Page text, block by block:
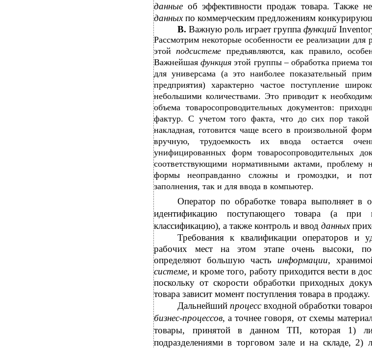
данные об эффективности продаж товара. Также
данныхпо коммерческим предложениям
В. Важную роль играет группа функций
Рассмотрим некоторые особенности ее реализации для
этойподсистеме предъявляются, как правило,
Важнейшаяфункцияэтой группы – обработка приема
для универсама (а это наиболее показательный
предприятия) характерно частое поступление
небольшими количествами. Это приводит к
объема товаросопроводительных документов:
фактур. С учетом того факта, что до сих пор такой
накладная, готовится чаще всего в произвольной
вручную, трудоемкость их ввода остается
унифицированных форм товаросопроводительных
соответствующими нормативными актами, проблему
формы неоправданно сложны и громоздки, и
заполнения, так и для ввода в компьютер.
Оператор по обработке товара выполняет в
идентификацию поступающего товара (а при
классификацию), а также контроль и ввод данных
Требования к квалификации операторов и
рабочих мест на этом этапе очень высоки,
определяют большую часть информации,
системе, и кроме того, работу приходится вести в
поскольку от скорости обработки приходных
товара зависит момент поступления товара в продажу.
Дальнейший процессвходной обработки
бизнес-процессов, а точнее говоря, от схемы
товары, принятой в данном ТП, которая 1)
подразделениями в торговом зале и на складе, 2)